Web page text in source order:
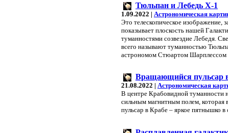
Тюльпан и Лебедь X-1
1.09.2022 | Астрономическая
Это телескопическое изображение,
показывает плоскость нашей
туманностями созвездие Лебедя.
всего называют туманностью
астрономом Стюартом Шарплессом
Вращающийся пульсар
21.08.2022 | Астрономическая
В центре Крабовидной туманности
сильным магнитным полем, которая
пульсар в Крабе – яркое пятнышко в